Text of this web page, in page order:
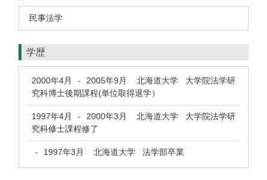
民事法学
学歴
2000年4月 - 2005年9月
北海道大学 大学院法学研
究科博士後期課程(単位取得退学）
1997年4月 - 2000年3月
北海道大学 大学院法学研
究科修士課程修了
- 1997年3月 北海道大学 法学部卒業